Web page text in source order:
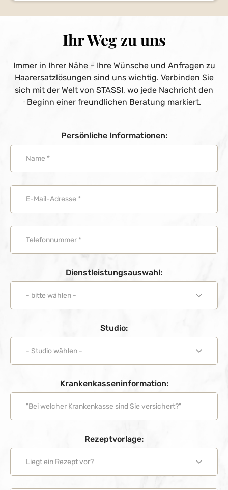
Ihr Weg zu uns
Immer in Ihrer Nähe – Ihre Wünsche und Anfragen zu
Haarersatzlösungen sind uns wichtig. Verbinden Sie
sich mit der Welt von STASSI, wo jede Nachricht den
Beginn einer freundlichen Beratung markiert.
Persönliche Informationen:
Dienstleistungsauswahl:
Studio:
Krankenkasseninformation:
Rezeptvorlage: